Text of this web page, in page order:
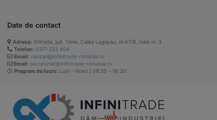
Date de contact
Adresa: Ghiroda, jud. Timis, Calea Lugojului, nr.47/B, Hala nr. 3
Telefon: 0371 232 404
Email: vanzari@infinitrade-romania.ro
Email: secretariat@infinitrade-romania.ro
Program de lucru: Luni – Vineri / 08:30 – 16:30